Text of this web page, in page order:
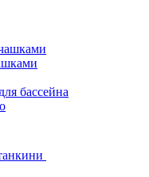
бассейна